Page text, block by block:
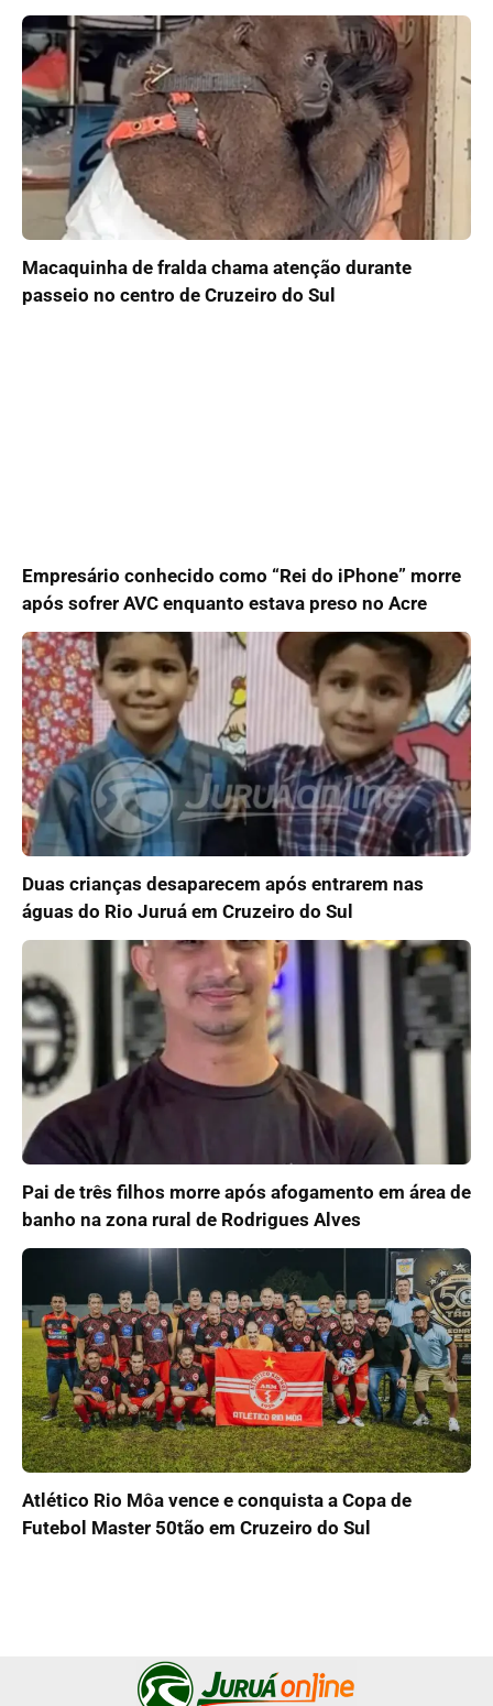
Macaquinha de fralda chama atenção durante
passeio no centro de Cruzeiro do Sul
Empresário conhecido como “Rei do iPhone” morre
após sofrer AVC enquanto estava preso no Acre
Duas crianças desaparecem após entrarem nas
águas do Rio Juruá em Cruzeiro do Sul
Pai de três filhos morre após afogamento em área de
banho na zona rural de Rodrigues Alves
Atlético Rio Môa vence e conquista a Copa de
Futebol Master 50tão em Cruzeiro do Sul